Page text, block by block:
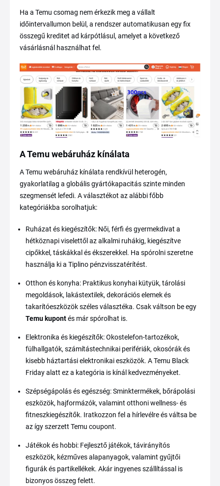
Ha a Temu csomag nem érkezik meg a vállalt
időintervallumon belül, a rendszer automatikusan egy fix
összegű kreditet ad kárpótlásul, amelyet a következő
vásárlásnál használhat fel.
A Temu webáruház kínálata
A Temu webáruház kínálata rendkívül heterogén,
gyakorlatilag a globális gyártókapacitás szinte minden
szegmensét lefedi. A választékot az alábbi főbb
kategóriákba sorolhatjuk:
Ruházat és kiegészítők: Női, férfi és gyermekdivat a
hétköznapi viselettől az alkalmi ruhákig, kiegészítve
cipőkkel, táskákkal és ékszerekkel. Ha spórolni szeretne
használja ki a Tiplino pénzvisszatérítést.
Otthon és konyha: Praktikus konyhai kütyük, tárolási
megoldások, lakástextilek, dekorációs elemek és
takarítóeszközök széles választéka. Csak váltson be egy
Temu kupontés már spórolhat is.
Elektronika és kiegészítők: Okostelefon-tartozékok,
fülhallgatók, számítástechnikai perifériák, okosórák és
kisebb háztartási elektronikai eszközök. A Temu Black
Friday alatt ez a kategória is kínál kedvezményeket.
Szépségápolás és egészség: Sminktermékek, bőrápolási
eszközök, hajformázók, valamint otthoni wellness- és
fitneszkiegészítők. Iratkozzon fel a hírlevélre és váltsa be
az így szerzett Temu coupont.
Játékok és hobbi: Fejlesztő játékok, távirányítós
eszközök, kézműves alapanyagok, valamint gyűjtői
figurák és partikellékek. Akár ingyenes szállítással is
bizonyos összeg felett.